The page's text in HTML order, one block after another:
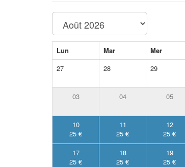
Lun Mar Mer
27
28 29
03 04 05
10
25 €
11
25 €
12
25 €
17
25 €
18
25 €
19
25 €